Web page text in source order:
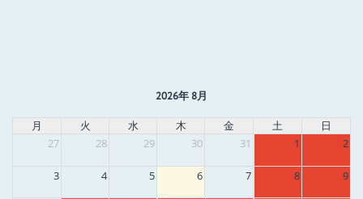
2026年 8月
月 火 水 木 金 土
日
27
28 29 30 31 1 2
3 4 5 6 7 8 9